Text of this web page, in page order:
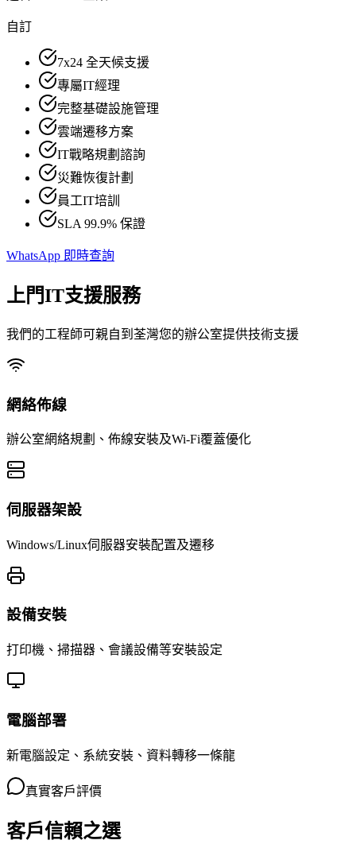
自訂
7x24 全天候支援
專屬IT經理
完整基礎設施管理
雲端遷移方案
IT戰略規劃諮詢
災難恢復計劃
員工IT培訓
SLA 99.9% 保證
WhatsApp 即時查詢
上門IT支援服務
我們的工程師可親自到荃灣您的辦公室提供技術支援
網絡佈線
辦公室網絡規劃、佈線安裝及Wi-Fi覆蓋優化
伺服器架設
Windows/Linux伺服器安裝配置及遷移
設備安裝
打印機、掃描器、會議設備等安裝設定
電腦部署
新電腦設定、系統安裝、資料轉移一條龍
真實客戶評價
客戶信賴之選